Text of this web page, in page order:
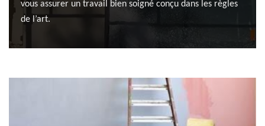
vous assurer un travail bien soigné conçu dans les règles
de l’art.